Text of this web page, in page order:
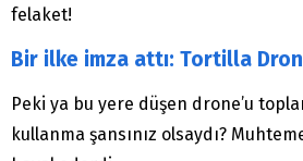
felaket!
Bir ilke imza attı: Tortilla
Peki ya bu yere düşen drone’u
kullanma şansınız olsaydı?